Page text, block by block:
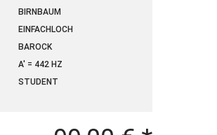
BIRNBAUM
EINFACHLOCH
BAROCK
A' = 442 HZ
STUDENT